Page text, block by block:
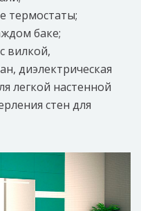
термостаты;
баке;
вилкой,
диэлектрическая
легкой настенной
стен для